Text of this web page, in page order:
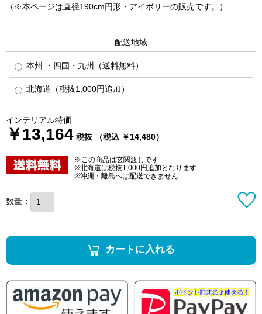
（※本ページは直径190cm円形・アイボリーの販売です。）
配送地域
本州 ・四国・九州（送料無料）
北海道（税抜1,000円追加）
インテリアル特価
￥13,164 税抜 （税込 ￥14,480）
※この商品は玄関渡しです
※北海道は税抜1,000円追加となります
※沖縄・離島へは配送できません
数量：
カートに入れる